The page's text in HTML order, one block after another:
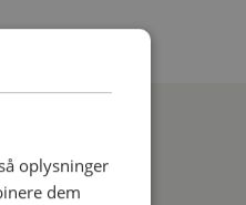
oplysninger
dem